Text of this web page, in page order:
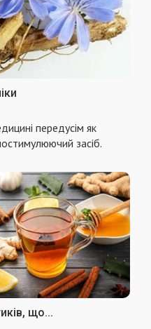
передусім як
засіб.
що...